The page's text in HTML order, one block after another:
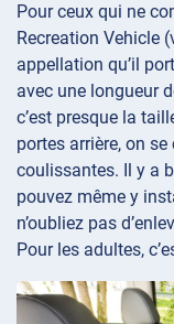
Pour ceux qui ne
Recreation Vehicle
appellation qu’il
avec une longueur
c’est presque la
portes arrière, on
coulissantes. Il y a
pouvez même y
n’oubliez pas
Pour les adultes,